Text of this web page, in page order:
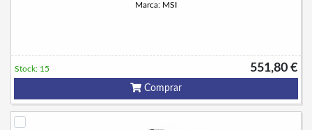
Marca: MSI
551,80 €
Stock: 15
Comprar